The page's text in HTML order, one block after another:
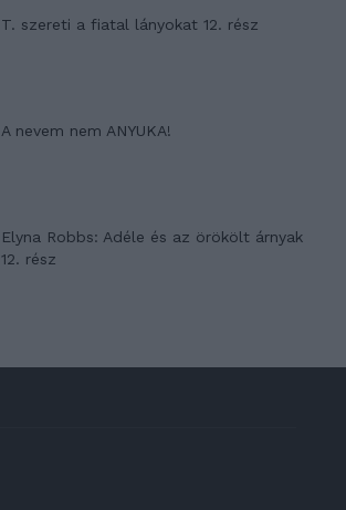
T. szereti a fiatal lányokat 12. rész
A nevem nem ANYUKA!
Elyna Robbs: Adéle és az örökölt árnyak
12. rész